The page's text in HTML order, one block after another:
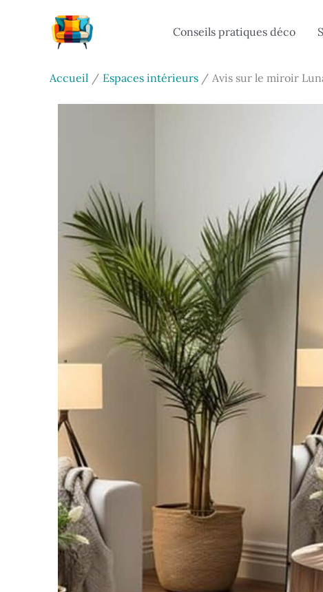
Conseils pratiques déco
Accueil Espaces intérieurs Avis sur le miroir